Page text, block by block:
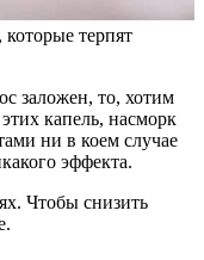
терпят
заложен, то, хотим
капель, насморк
ни в коем случае
эффекта.
Чтобы снизить